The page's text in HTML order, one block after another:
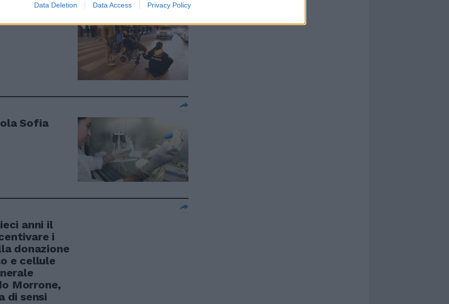
Data Deletion Data Access Privacy Policy
malati si
Sofia
anni il
i
donazione
e cellule
Morrone,
di sensi